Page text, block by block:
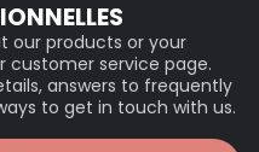
our products or your
customer service page.
answers to frequently
to get in touch with us.